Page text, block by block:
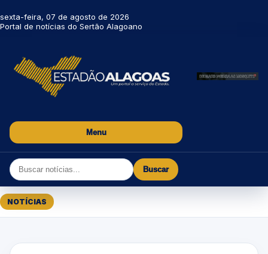
sexta-feira, 07 de agosto de 2026
Portal de notícias do Sertão Alagoano
Menu
Buscar
NOTÍCIAS